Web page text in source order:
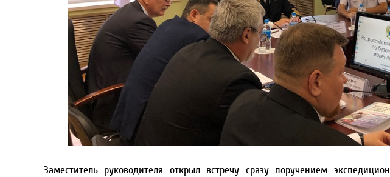
Заместитель руководителя открыл встречу сразу поручением